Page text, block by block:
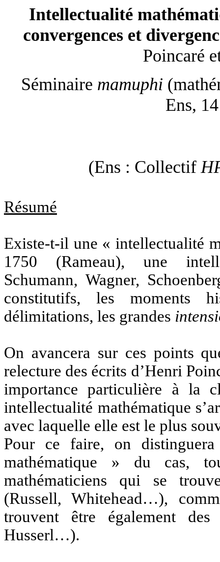
Intellectualité
convergences et
Poincaré
Séminaire mamuphi
Ens,
(Ens : Collectif
Résumé
Existe-t-il une « intellectualité
1750 (Rameau), une
Schumann, Wagner,
constitutifs, les moments
délimitations, les grandes
On avancera sur ces points
relecture des écrits d’Henri
importance particulière à la
intellectualité mathématique
avec laquelle elle est le plus
Pour ce faire, on
mathématique » du cas,
mathématiciens qui se
(Russell, Whitehead…),
trouvent être également des
Husserl…).